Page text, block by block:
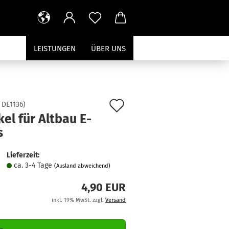
LEISTUNGEN ÜBER UNS
DE1136)
für Altbau E-
Lieferzeit:
ca. 3-4 Tage (Ausland abweichend)
4,90 EUR
inkl. 19% MwSt. zzgl. Versand